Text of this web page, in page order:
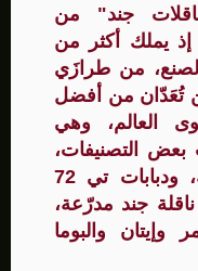
جند" من
يملك أكثر من
الصنع، من طرازَي
5، واللذين تُعَدّان من أفضل
العالم، وهي
التصنيفات،
على دبابات أبرامز الأميركية، ودبابات تي 72
الروسية، بالإضافة إلى 7500 ناقلة جند مدرّعة،
وإيتان والبوما